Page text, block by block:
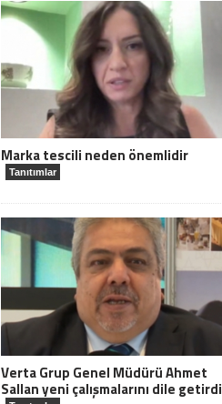
Marka tescili neden önemlidir
Tanıtımlar
Verta Grup Genel Müdürü Ahmet
Sallan yeni çalışmalarını dile getirdi